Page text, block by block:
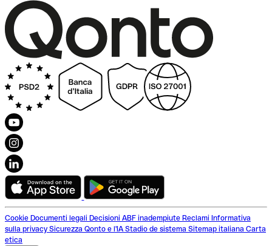
Cookie Documenti legali Decisioni ABF inadempiute Reclami Informativa
sulla privacy Sicurezza Qonto e l'IA Stadio de sistema Sitemap italiana Carta
etica